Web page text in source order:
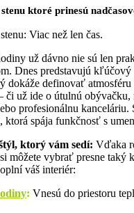
ktoré prinesú
Viac než len čas.
už dávno nie sú len
Dnes predstavujú
dokáže definovať atmosféru
či už ide o útulnú obývačku,
profesionálnu kanceláriu.
ktorá spája funkčnosť s
ktorý vám sedí: Vďaka
môžete vybrať presne taký
váš interiér:
: Vnesú do priestoru